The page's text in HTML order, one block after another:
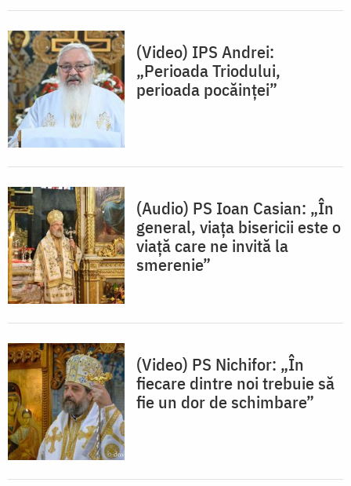
(Video) IPS Andrei:
„Perioada Triodului,
perioada pocăinței”
(Audio) PS Ioan Casian: „În
general, viața bisericii este o
viață care ne invită la
smerenie”
(Video) PS Nichifor: „În
fiecare dintre noi trebuie să
fie un dor de schimbare”